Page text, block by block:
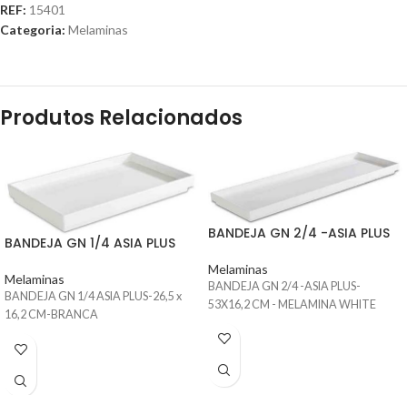
REF: 15401
Categoria: Melaminas
Produtos Relacionados
BANDEJA GN 1/4 ASIA PLUS
Melaminas
BANDEJA GN 1/4 ASIA PLUS-26,5 x
16,2 CM-BRANCA
BANDEJA GN 2/4 -ASIA PLUS
Melaminas
BANDEJA GN 2/4 -ASIA PLUS-
53X16,2 CM - MELAMINA WHITE